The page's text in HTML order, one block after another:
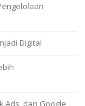
Digital
Ads, dan Google